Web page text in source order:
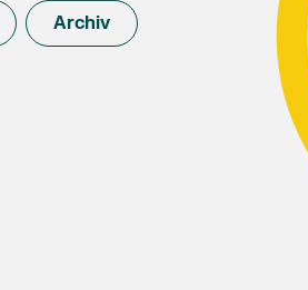
Archiv